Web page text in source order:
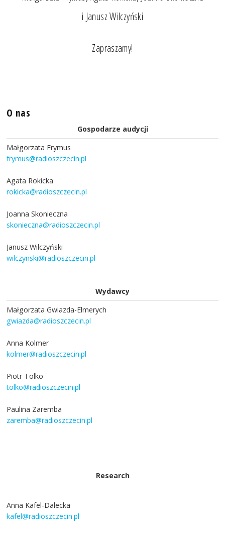
i Janusz Wilczyński
Zapraszamy!
O nas
Gospodarze audycji
Małgorzata Frymus
frymus@radioszczecin.pl
Agata Rokicka
rokicka@radioszczecin.pl
Joanna Skonieczna
skonieczna@radioszczecin.pl
Janusz Wilczyński
wilczynski@radioszczecin.pl
Wydawcy
Małgorzata Gwiazda-Elmerych
gwiazda@radioszczecin.pl
Anna Kolmer
kolmer@radioszczecin.pl
Piotr Tolko
tolko@radioszczecin.pl
Paulina Zaremba
zaremba@radioszczecin.pl
Research
Anna Kafel-Dalecka
kafel@radioszczecin.pl